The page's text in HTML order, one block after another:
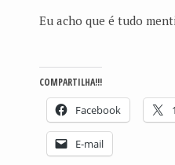
Eu acho que é tudo
COMPARTILHA!!!
Facebook
E-mail